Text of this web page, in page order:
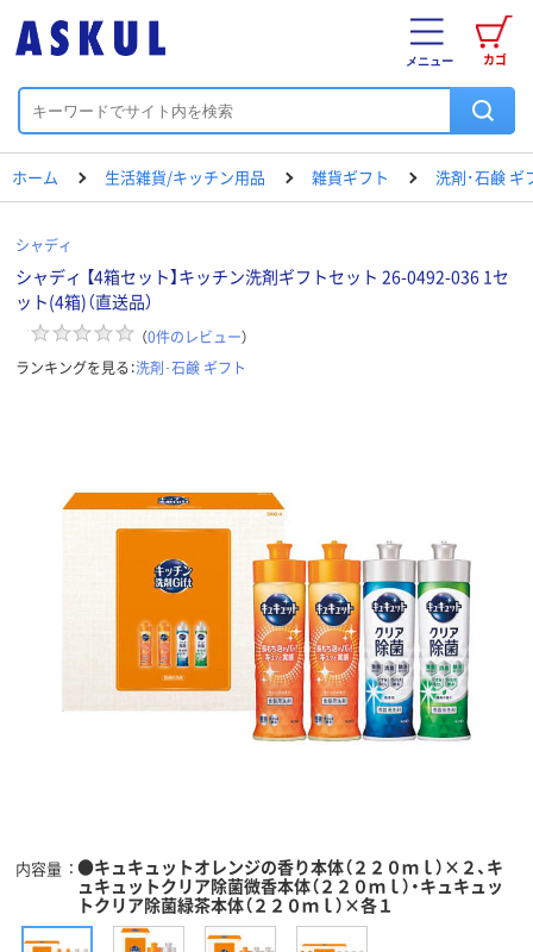
カゴ
メニュー
ホーム 生活雑貨/キッチン用品 雑貨ギフト 洗剤･石鹸 ギ
シャディ
シャディ 【4箱セット】キッチン洗剤ギフトセット 26-0492-036 1セ
ット(4箱)（直送品）
（0件のレビュー）
ランキングを見る：洗剤･石鹸 ギフト
内容量
●キュキュットオレンジの香り本体（２２０ｍｌ）×２、キ
ュキュットクリア除菌微香本体（２２０ｍｌ）・キュキュッ
トクリア除菌緑茶本体（２２０ｍｌ）×各１